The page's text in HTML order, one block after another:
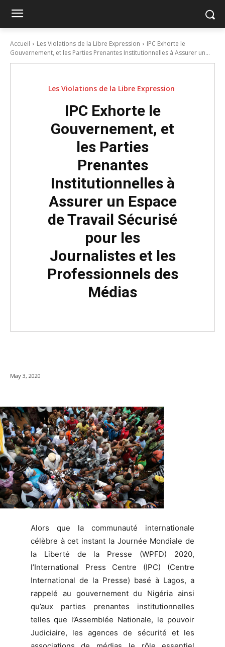
Accueil Les Violations de la Libre Expression
IPC Exhorte le
Gouvernement, et les Parties Prenantes Institutionnelles à Assurer un...
Les Violations de la Libre Expression
IPC Exhorte le
Gouvernement, et
les Parties
Prenantes
Institutionnelles à
Assurer un Espace
de Travail Sécurisé
pour les
Journalistes et les
Professionnels des
Médias
May 3, 2020
Alors que la communauté internationale
célèbre à cet instant la Journée Mondiale de
la Liberté de la Presse (WPFD) 2020,
l’International Press Centre (IPC) (Centre
International de la Presse) basé à Lagos, a
rappelé au gouvernement du Nigéria ainsi
qu’aux parties prenantes institutionnelles
telles que l’Assemblée Nationale, le pouvoir
Judiciaire, les agences de sécurité et les